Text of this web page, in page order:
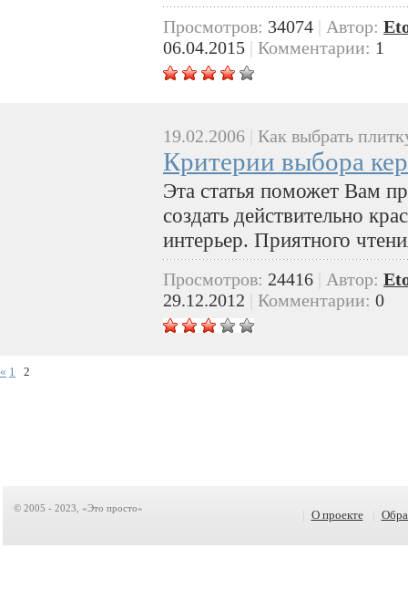
Просмотров: 34074 | Автор:
06.04.2015 | Комментарии: 1
19.02.2006 Как выбрать
Критерии выбора
Эта статья поможет Вам
создать действительно
интерьер. Приятного
Просмотров: 24416 Автор:
29.12.2012
Комментарии: 0
« 1 2
© 2005 - 2023, «Это просто» О проекте